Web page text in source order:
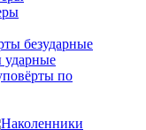
безударные
по